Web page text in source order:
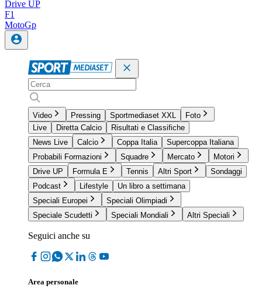
Drive UP
F1
MotoGp
Video Pressing Sportmediaset XXL
Foto
Live
Diretta Calcio
Risultati e Classifiche
News Live
Calcio Coppa Italia
Supercoppa Italiana
Probabili Formazioni
Squadre Mercato
Motori
Drive UP
Formula E Tennis Altri Sport
Sondaggi
Podcast
Lifestyle
Un libro a settimana
Speciali Europei
Speciali Olimpiadi
Speciale Scudetti
Speciali Mondiali Altri Speciali
Seguici anche su
Area personale